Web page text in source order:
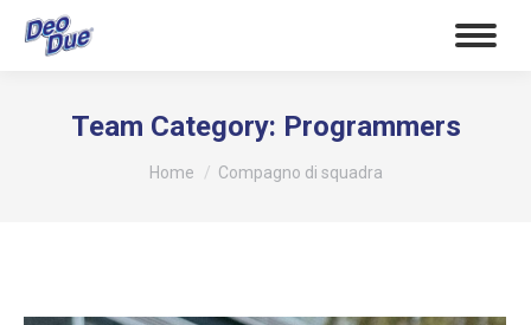
Team Category: Programmers
Tu sei qui:
Home Compagno di squadra